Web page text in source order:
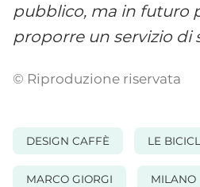
pubblico, ma in futuro
proporre un servizio di
© Riproduzione riservata
DESIGN CAFFÈ LE
MARCO GIORGI MILANO